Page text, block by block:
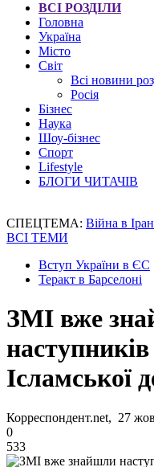
ВСІ РОЗДІЛИ
Головна
Україна
Місто
Світ
Всі новини
Росія
Бізнес
Наука
Шоу-бізнес
Спорт
Lifestyle
БЛОГИ ЧИТАЧІВ
СПЕЦТЕМА: Війна в
ВСІ ТЕМИ
Вступ України в ЄС
Теракт в Барселоні
ЗМІ вже
Ісламської
Корреспондент.net, 27
0
533